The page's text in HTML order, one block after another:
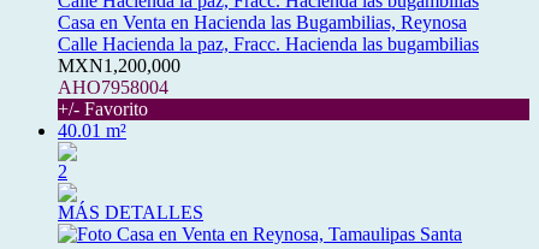
Casa en Venta en Hacienda las Bugambilias, Reynosa
Calle Hacienda la paz, Fracc. Hacienda las bugambilias
MXN1,200,000
AHO7958004
+/- Favorito
40.01 m²
2
MÁS DETALLES